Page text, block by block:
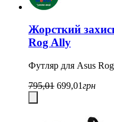
Жорсткий
Rog Ally
Футляр для Asus
795,01 699,01грн